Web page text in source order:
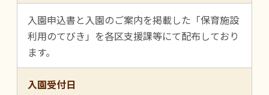
入園申込書と入園のご案内を掲載した「保育施設
利用のてびき」を各区支援課等にて配布しており
ます。
入園受付日